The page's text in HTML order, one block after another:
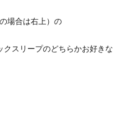
場合は右上）の
スリープのどちらかお好きな